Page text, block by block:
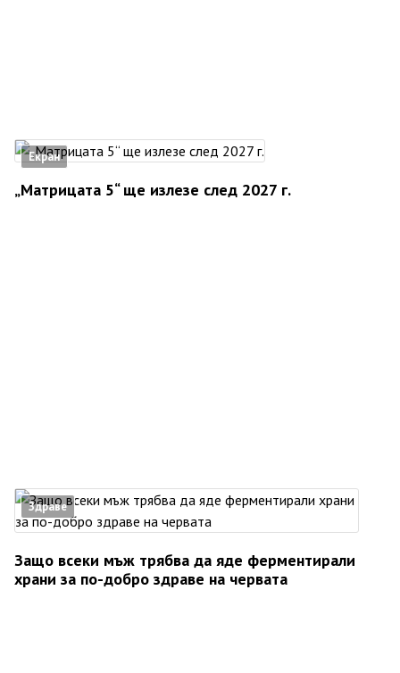
Екран
„Матрицата 5“ ще излезе след 2027 г.
Здраве
Защо всеки мъж трябва да яде ферментирали
храни за по-добро здраве на червата